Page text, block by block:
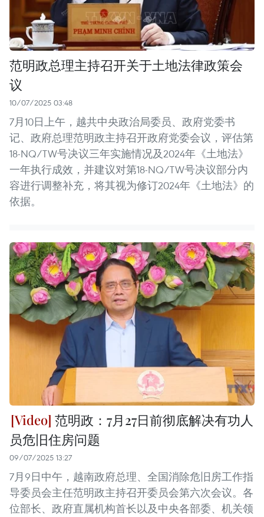
范明政总理主持召开关于土地法律政策会
议
10/07/2025 03:48
7月10日上午，越共中央政治局委员、政府党委书
记、政府总理范明政主持召开政府党委会议，评估第
18-NQ/TW号决议三年实施情况及2024年《土地法》
一年执行成效，并建议对第18-NQ/TW号决议部分内
容进行调整补充，将其视为修订2024年《土地法》的
依据。
范明政：7月27日前彻底解决有功人
员危旧住房问题
09/07/2025 13:27
7月9日中午，越南政府总理、全国消除危旧房工作指
导委员会主任范明政主持召开委员会第六次会议。各
位部长、政府直属机构首长以及中央各部委、机关领